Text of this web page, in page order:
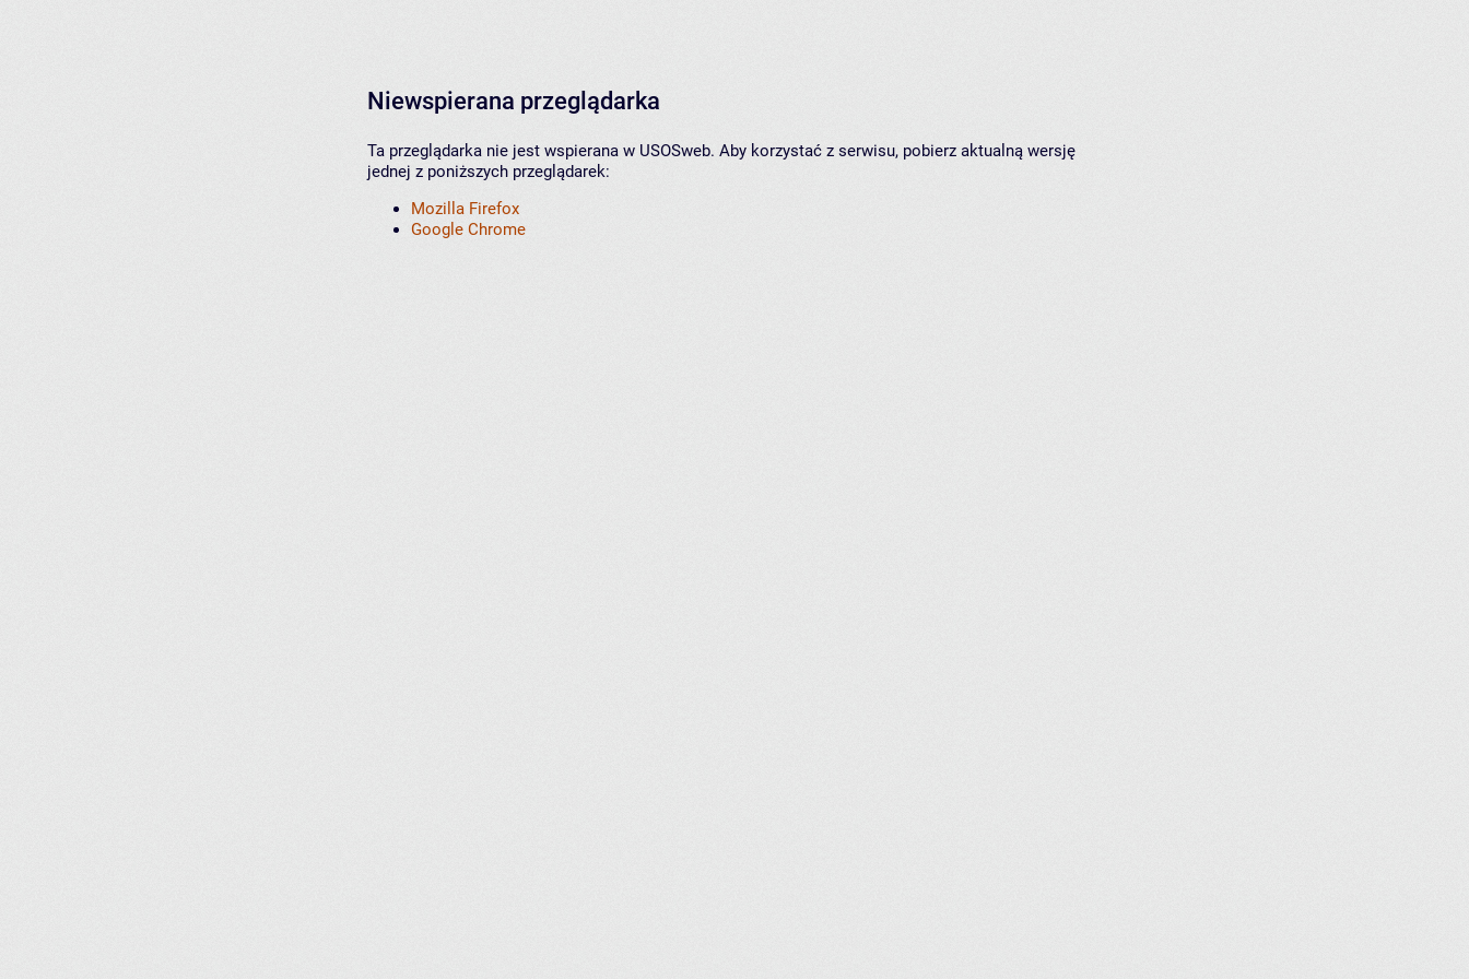
Niewspierana przeglądarka
Ta przeglądarka nie jest wspierana w USOSweb. Aby korzystać z serwisu, pobierz aktualną wersję
jednej z poniższych przeglądarek:
Mozilla Firefox
Google Chrome